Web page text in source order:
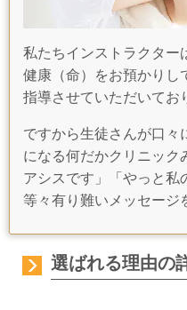
私たちインストラクター
健康（命）をお預かりし
指導させていただいてお
ですから生徒さんが口々
になる何だかクリニック
アシスです」「やっと私
等々有り難いメッセージ
選ばれる理由の